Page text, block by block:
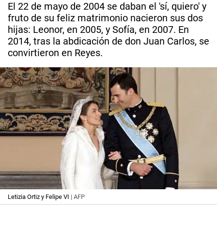
El 22 de mayo de 2004 se daban el 'sí, quiero' y
fruto de su feliz matrimonio nacieron sus dos
hijas: Leonor, en 2005, y Sofía, en 2007. En
2014, tras la abdicación de don Juan Carlos, se
convirtieron en Reyes.
Letizia Ortiz y Felipe VI | AFP